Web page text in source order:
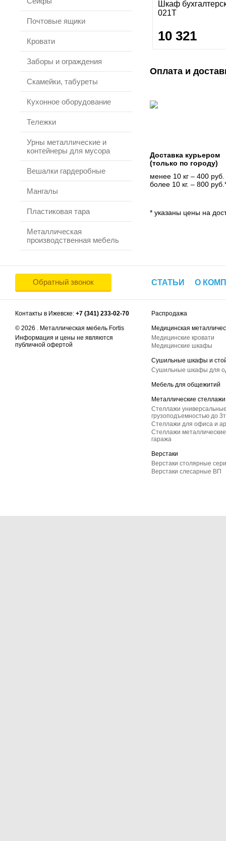
Почтовые ящики
Кровати
Заборы и ограждения
Скамейки, табуреты
Кухонное оборудование
Тележки
Урны металлические и
контейнеры для мусора
Вешалки гардеробные
Мангалы
Пластиковая тара
Металлическая
производственная мебель
Шкаф
021Т
10 321
Оплата и
Доставка курьером
(только по городу)
менее 10 кг – 400 руб.
более 10 кг. – 800
* указаны цены на
Обратный звонок СТАТЬИ О
Контакты в Ижевске: +7 (341) 233-02-70
© 2026 . Металлическая мебель Fortis
Информация и цены не являются
публичной офертой
Распродажа
Медицинская
Медицинские кровати
Медицинские шкафы
Сушильные шкафы и
Сушильные шкафы для
Мебель для общежитий
Металлические стеллажи
Стеллажи
грузоподъемностью до
Стеллажи для офиса и
Стеллажи
гаража
Верстаки
Верстаки столярные
Верстаки слесарные ВП